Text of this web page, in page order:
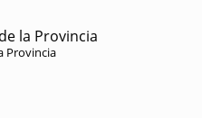
la Provincia
Provincia